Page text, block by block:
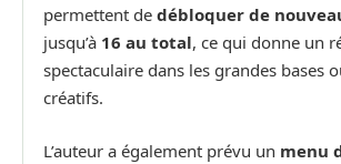
permettent de débloquer de
jusqu’à 16 au total, ce qui donne un
spectaculaire dans les grandes bases
créatifs.
L’auteur a également prévu un menu